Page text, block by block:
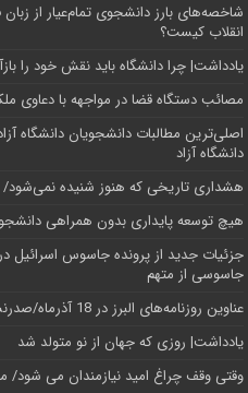
شاخصه‌های بارز دانشجوی تمام‌عیار از زبان
انقلاب کیست؟
یادداشت| چرا دانشگاه باید نقش خود را
مصائب دستگاه قضا در مواجهه با دعاوی
اصلی‌ترین مطالبات دانشجویان دانشگاه
دانشگاه آز‌اد
هشداری تاریخی که هنوز شنیده
هیچ توسعه پایداری بدون همراهی
جزئیات جدید از پرونده جاسوس
جاسوسی از متهم
عناوین روزنامه‌های البرز در ‌18 آذرماه/صدرنشینی در ارائه خدمات زایمان بی‌درد
یادداشت| روزی که جهان از نو متولد شد
وقتی وقف چراغ امید نیازمندان می شود/